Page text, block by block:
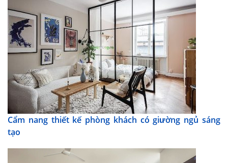
Cẩm nang thiết kế phòng khách có giường ngủ sáng
tạo